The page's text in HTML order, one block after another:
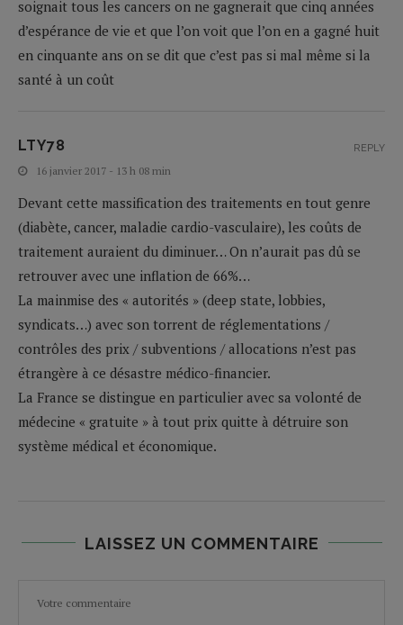
soignait tous les cancers on ne gagnerait que cinq années
d’espérance de vie et que l’on voit que l’on en a gagné huit
en cinquante ans on se dit que c’est pas si mal même si la
santé à un coût
LTY78
16 janvier 2017 - 13 h 08 min
Devant cette massification des traitements en tout genre
(diabète, cancer, maladie cardio-vasculaire), les coûts de
traitement auraient du diminuer… On n’aurait pas dû se
retrouver avec une inflation de 66%…
La mainmise des « autorités » (deep state, lobbies,
syndicats…) avec son torrent de réglementations /
contrôles des prix / subventions / allocations n’est pas
étrangère à ce désastre médico-financier.
La France se distingue en particulier avec sa volonté de
médecine « gratuite » à tout prix quitte à détruire son
système médical et économique.
REPLY
LAISSEZ UN COMMENTAIRE